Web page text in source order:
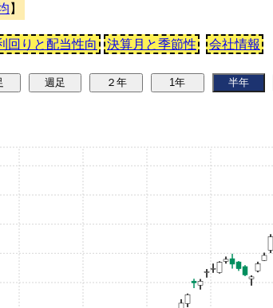
】
回りと配当性向 決算月と季節性 会社情報